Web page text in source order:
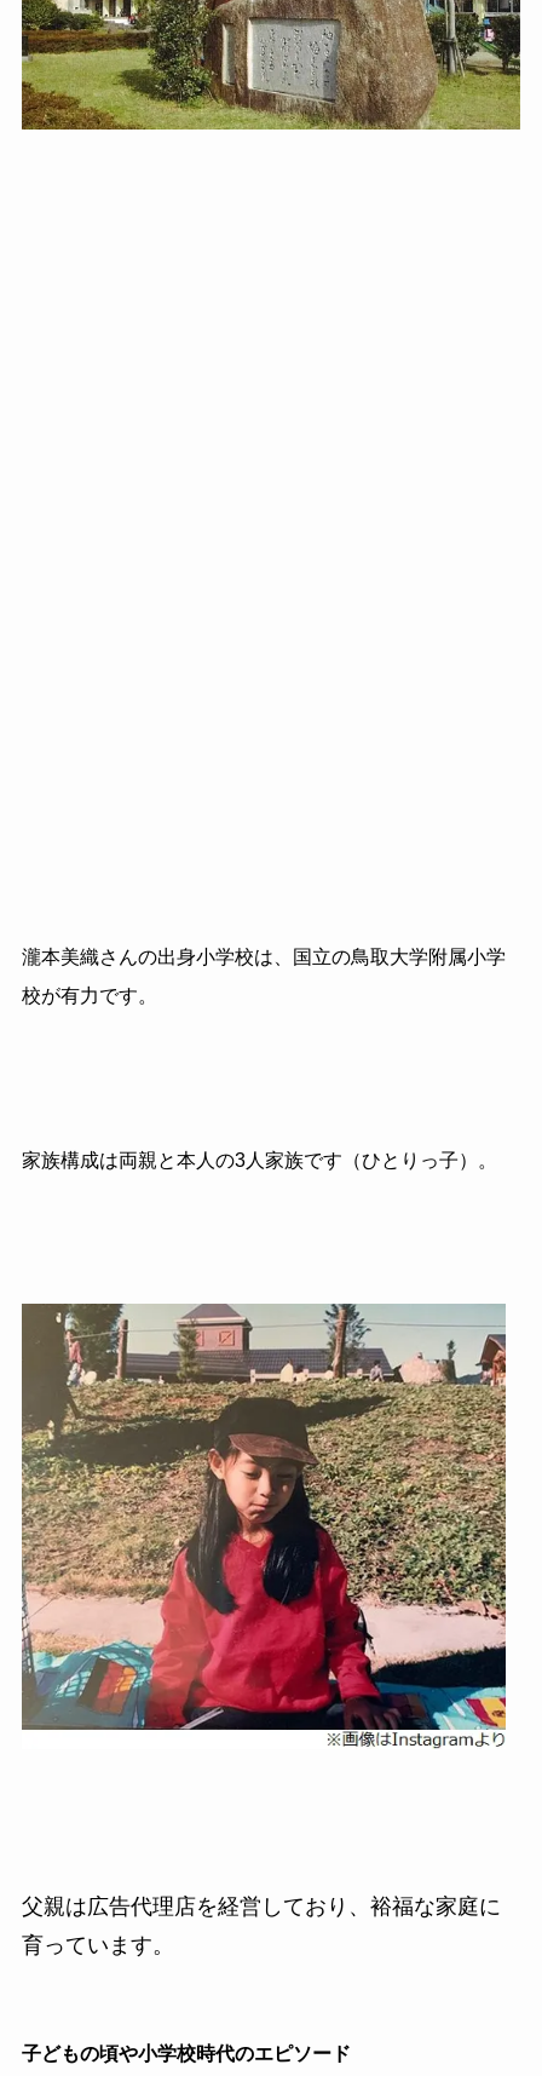
瀧本美織さんの出身小学校は、国立の鳥取大学附属小学
校が有力です。
家族構成は両親と本人の3人家族です（ひとりっ子）。
父親は広告代理店を経営しており、裕福な家庭に
育っています。
子どもの頃や小学校時代のエピソード